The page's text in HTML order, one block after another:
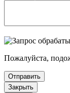
Пожалуйста,
Отправить
Закрыть